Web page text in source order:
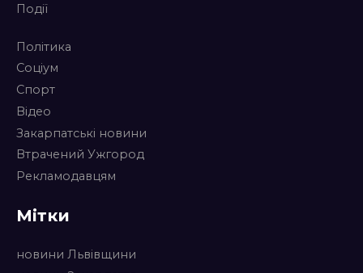
Події
Політика
Соціум
Спорт
Відео
Закарпатські новини
Втрачений Ужгород
Рекламодавцям
Мітки
новини Львівщини